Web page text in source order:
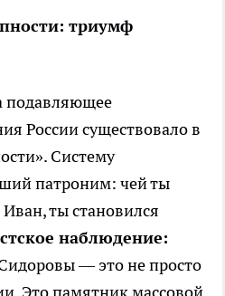
триумф
подавляющее
России существовало в
Систему
патроним: чей ты
ты становился
наблюдение:
— это не просто
Это памятник массовой